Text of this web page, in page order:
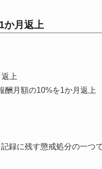
月返上
上
酬月額の10%を1か月返上
録に残す懲戒処分の一